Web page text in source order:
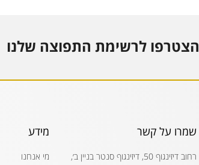
הצטרפו לרשימת התפוצה שלנו
שמרו על קשר
רחוב דיזינגוף 50, דיזינגוף סנטר בניין ב׳,
מידע
מי אנחנו